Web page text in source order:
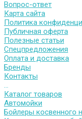
Вопрос-ответ
Карта сайта
Политика
Публичная оферта
Полезные статьи
Спецпредложения
Оплата и доставка
Бренды
Контакты
...
Каталог товаров
Автомойки
Бойлеры косвенного